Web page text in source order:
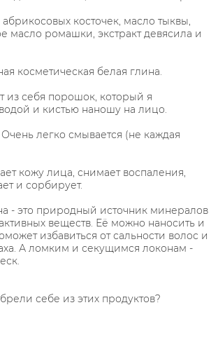
косточек, масло тыквы,
масло ромашки, экстракт девясила и
косметическая белая глина. ⠀
из себя порошок, который я
и кистью наношу на лицо.
легко смывается (не каждая
кожу лица, снимает воспаления,
и сорбирует. ⠀
- это природный источник минералов
веществ. Её можно наносить и
избавиться от сальности волос и
А ломким и секущимся локонам -
⠀
себе из этих продуктов?